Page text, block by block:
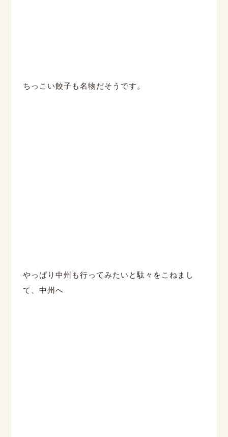
ちっこい餃子も名物だそうです。
やっぱり中州も行ってみたいと駄々をこねまし
て、中州へ